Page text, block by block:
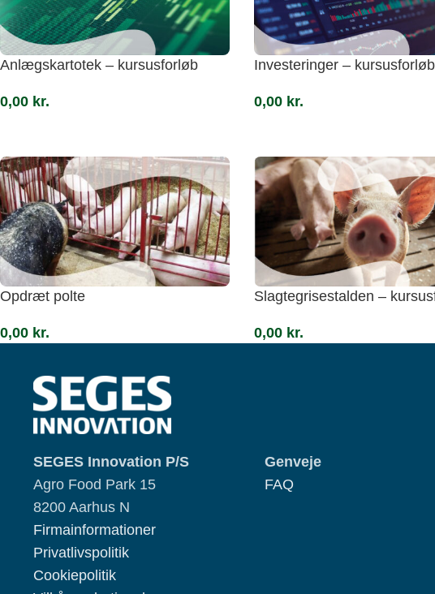
Anlægskartotek – kursusforløb
0,00 kr.
Investeringer – kursusforløb
0,00 kr.
Opdræt polte
0,00 kr.
Slagtegrisestalden –
0,00 kr.
SEGES Innovation P/S
Agro Food Park 15
8200 Aarhus N
Firmainformationer
Privatlivspolitik
Cookiepolitik
Genveje
FAQ